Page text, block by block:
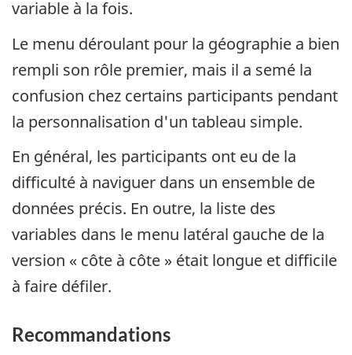
variable à la fois.
Le menu déroulant pour la géographie a bien
rempli son rôle premier, mais il a semé la
confusion chez certains participants pendant
la personnalisation d'un tableau simple.
En général, les participants ont eu de la
difficulté à naviguer dans un ensemble de
données précis. En outre, la liste des
variables dans le menu latéral gauche de la
version « côte à côte » était longue et difficile
à faire défiler.
Recommandations